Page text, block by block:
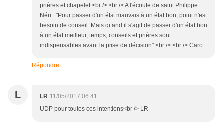
prières et chapelet.<br /> <br /> A l'écoute de saint Philippe
Néri : "Pour passer d'un état mauvais à un état bon, point n'est
besoin de conseil. Mais quand il s'agit de passer d'un état bon
à un état meilleur, temps, conseils et prières sont
indispensables avant la prise de décision".<br /> <br /> Caro.
Répondre
L LR 11/05/2017 06:41
UDP pour toutes ces intentions<br /> LR